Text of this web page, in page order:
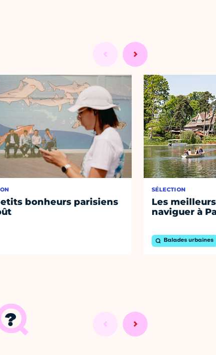
bonheurs parisiens
SÉLECTION
Les
naviguer à
Balades urbaines
?